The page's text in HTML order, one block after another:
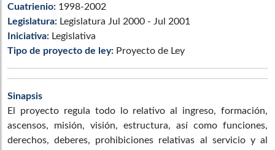
Cuatrienio: 1998-2002
Legislatura: Legislatura Jul 2000 - Jul 2001
Iniciativa: Legislativa
Tipo de proyecto de ley: Proyecto de Ley
Sinapsis
El proyecto regula todo lo relativo al ingreso, formación,
ascensos, misión, visión, estructura, así como funciones,
derechos, deberes, prohibiciones relativas al servicio y al